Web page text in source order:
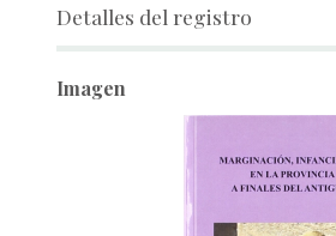
Detalles del registro
Imagen